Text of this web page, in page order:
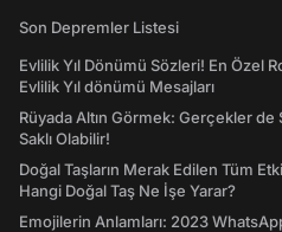
Son Depremler Listesi
Evlilik Yıl Dönümü Sözleri! En Özel
Evlilik Yıl dönümü Mesajları
Rüyada Altın Görmek: Gerçekler de
Saklı Olabilir!
Doğal Taşların Merak Edilen Tüm
Hangi Doğal Taş Ne İşe Yarar?
Emojilerin Anlamları: 2023